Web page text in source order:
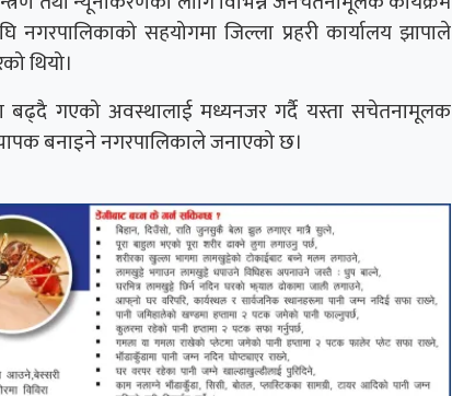
सहयोगमा जिल्ला प्रहरी कार्यालय झापाले
थियो।
बढ्दै गएको अवस्थालाई मध्यनजर गर्दै यस्ता सचेतनामूलक
बनाइने नगरपालिकाले जनाएको छ।